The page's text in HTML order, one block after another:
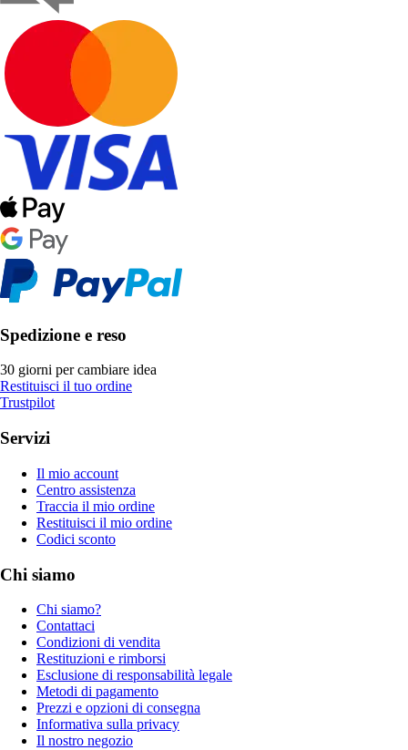
Spedizione e reso
30 giorni per cambiare idea
Restituisci il tuo ordine
Trustpilot
Servizi
Il mio account
Centro assistenza
Traccia il mio ordine
Restituisci il mio ordine
Codici sconto
Chi siamo
Chi siamo?
Contattaci
Condizioni di vendita
Restituzioni e rimborsi
Esclusione di responsabilità legale
Metodi di pagamento
Prezzi e opzioni di consegna
Informativa sulla privacy
Il nostro negozio